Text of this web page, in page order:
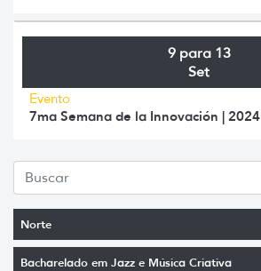
Norte
Bacharelado em Jazz e Música Criativa
9 para 13
Set
Evento
7ma Semana de la Innovación | 2024